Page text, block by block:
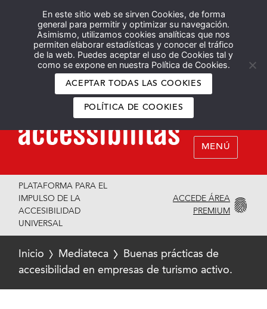
En este sitio web se sirven Cookies, de forma
general para permitir y optimizar su navegación.
Asimismo, utilizamos cookies analíticas que nos
permiten elaborar estadísticas y conocer el tráfico
de la web. Puedes aceptar el uso de Cookies tal y
como se expone en nuestra Política de Cookies.
ACEPTAR TODAS LAS COOKIES
POLÍTICA DE COOKIES
Español English
MENÚ
PLATAFORMA PARA EL
IMPULSO DE LA
ACCESIBILIDAD
UNIVERSAL
ACCEDE ÁREA
PREMIUM
Inicio Mediateca
Buenas prácticas de
accesibilidad en empresas de turismo activo.